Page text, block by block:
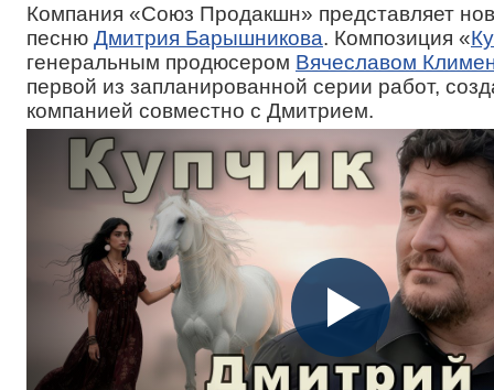
Компания «Союз Продакшн» представляет
песню Дмитрия Барышникова. Композиция «
генеральным продюсером Вячеславом
первой из запланированной серии работ,
компанией совместно с Дмитрием.